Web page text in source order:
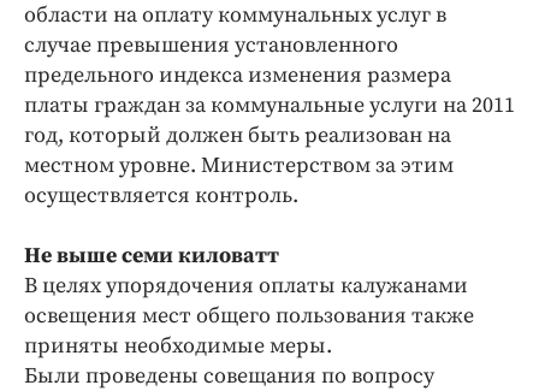
области на оплату коммунальных услуг в
случае превышения установленного
предельного индекса изменения размера
платы граждан за коммунальные услуги на 2011
год, который должен быть реализован на
местном уровне. Министерством за этим
осуществляется контроль.
Не выше семи киловатт
В целях упорядочения оплаты калужанами
освещения мест общего пользования также
приняты необходимые меры.
Были проведены совещания по вопросу